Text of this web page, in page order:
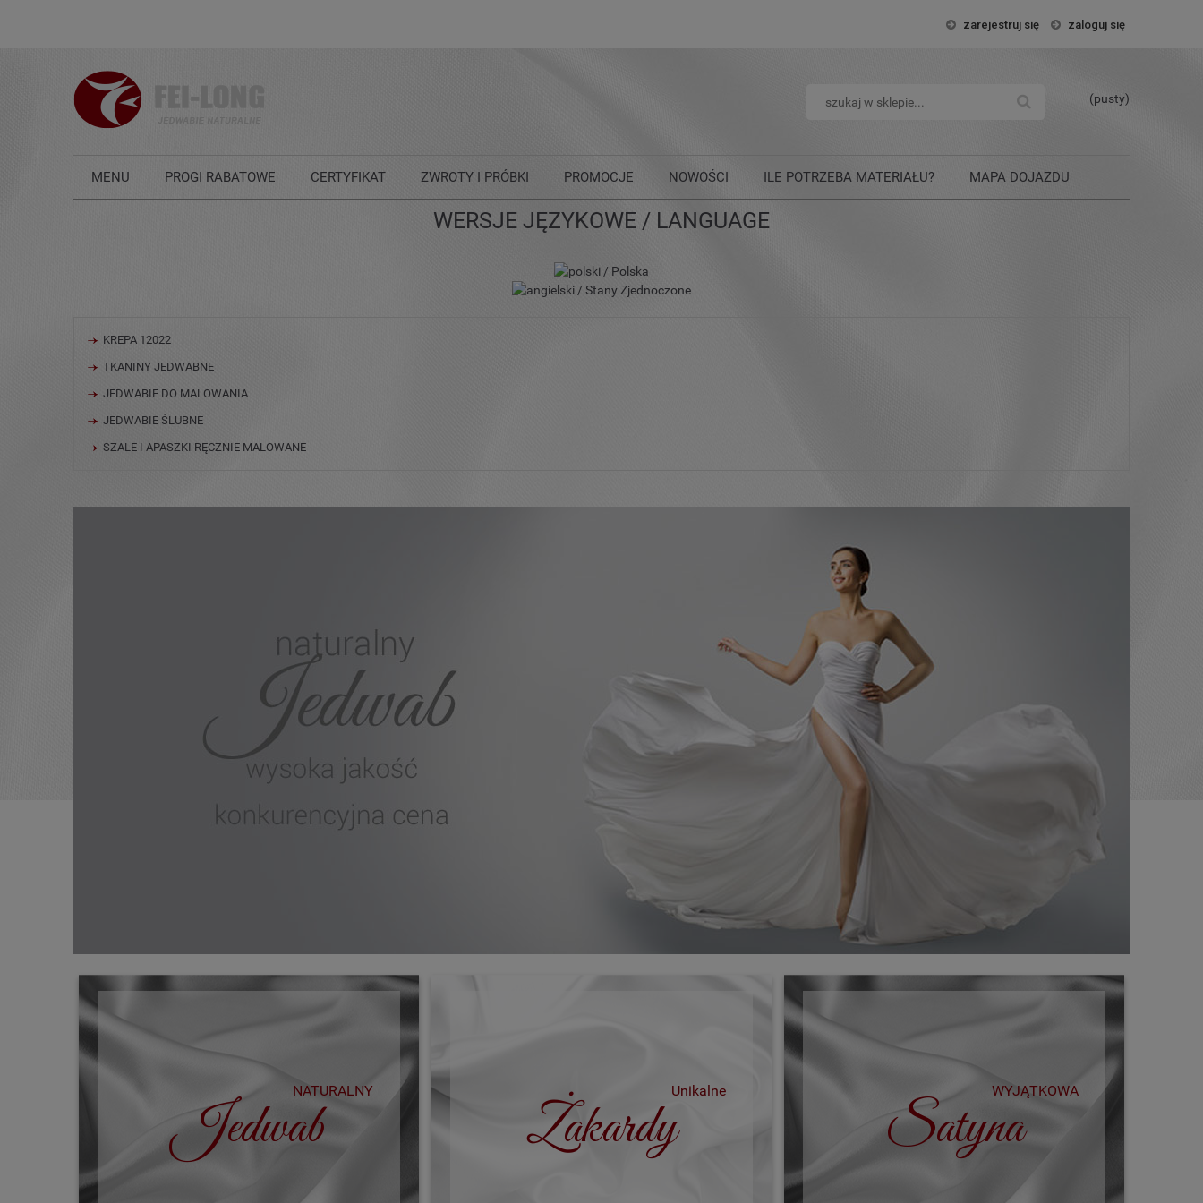
zarejestruj się zaloguj się
(pusty)
MENU PROGI RABATOWE CERTYFIKAT ZWROTY I PRÓBKI PROMOCJE NOWOŚCI ILE POTRZEBA MATERIAŁU? MAPA DOJAZDU
WERSJE JĘZYKOWE / LANGUAGE
KREPA 12022
TKANINY JEDWABNE
JEDWABIE DO MALOWANIA
JEDWABIE ŚLUBNE
SZALE I APASZKI RĘCZNIE MALOWANE
NATURALNY
Jedwab
Unikalne
Żakardy
WYJĄTKOWA
Satyna